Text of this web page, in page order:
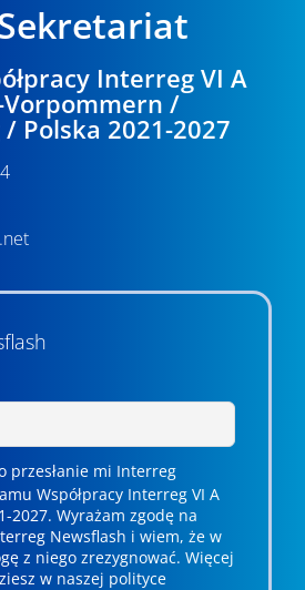
Interreg VI A
/
Polska 2021-2027
przesłanie mi Interreg
Współpracy Interreg VI A
2027. Wyrażam zgodę na
Newsflash i wiem, że w
z niego zrezygnować. ­­Więcej
w naszej polityce